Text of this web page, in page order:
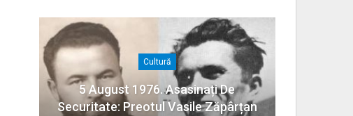
Cultură
5 August 1976. Asasinați De
Securitate: Preotul Vasile Zăpârțan